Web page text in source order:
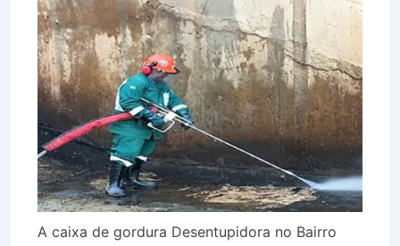
A caixa de gordura Desentupidora no Bairro